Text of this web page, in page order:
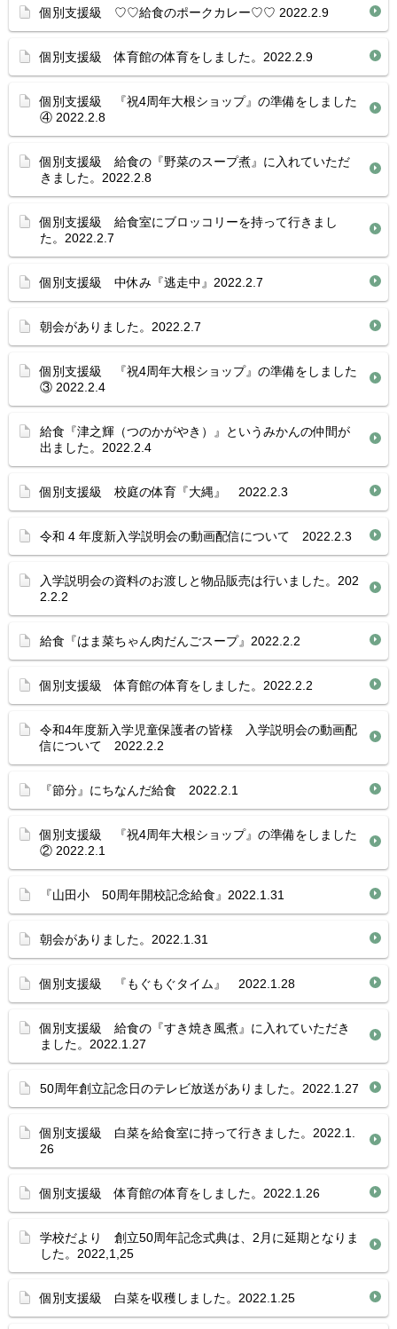
個別支援級 ♡♡給食のポークカレー♡♡ 2022.2.9
個別支援級 体育館の体育をしました。2022.2.9
個別支援級 『祝4周年大根ショップ』の準備をしました
④ 2022.2.8
個別支援級 給食の『野菜のスープ煮』に入れていただ
きました。2022.2.8
個別支援級 給食室にブロッコリーを持って行きまし
た。2022.2.7
個別支援級 中休み『逃走中』2022.2.7
朝会がありました。2022.2.7
個別支援級 『祝4周年大根ショップ』の準備をしました
③ 2022.2.4
給食『津之輝（つのかがやき）』というみかんの仲間が
出ました。2022.2.4
個別支援級 校庭の体育『大縄』 2022.2.3
令和 4 年度新入学説明会の動画配信について 2022.2.3
入学説明会の資料のお渡しと物品販売は行いました。202
2.2.2
給食『はま菜ちゃん肉だんごスープ』2022.2.2
個別支援級 体育館の体育をしました。2022.2.2
令和4年度新入学児童保護者の皆様 入学説明会の動画配
信について 2022.2.2
『節分』にちなんだ給食 2022.2.1
個別支援級 『祝4周年大根ショップ』の準備をしました
② 2022.2.1
『山田小 50周年開校記念給食』2022.1.31
朝会がありました。2022.1.31
個別支援級 『もぐもぐタイム』 2022.1.28
個別支援級 給食の『すき焼き風煮』に入れていただき
ました。2022.1.27
50周年創立記念日のテレビ放送がありました。2022.1.27
個別支援級 白菜を給食室に持って行きました。2022.1.
26
個別支援級 体育館の体育をしました。2022.1.26
学校だより 創立50周年記念式典は、2月に延期となりま
した。2022,1,25
個別支援級 白菜を収穫しました。2022.1.25